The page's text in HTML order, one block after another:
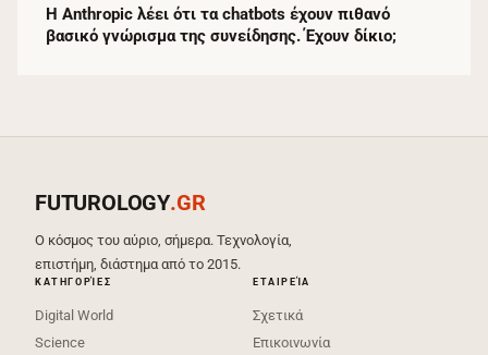
Η Anthropic λέει ότι τα chatbots έχουν πιθανό
βασικό γνώρισμα της συνείδησης. Έχουν δίκιο;
FUTUROLOGY.GR
Ο κόσμος του αύριο, σήμερα. Τεχνολογία,
επιστήμη, διάστημα από το 2015.
ΚΑΤΗΓΟΡΊΕΣ
Digital World
Science
ΕΤΑΙΡΕΊΑ
Σχετικά
Επικοινωνία